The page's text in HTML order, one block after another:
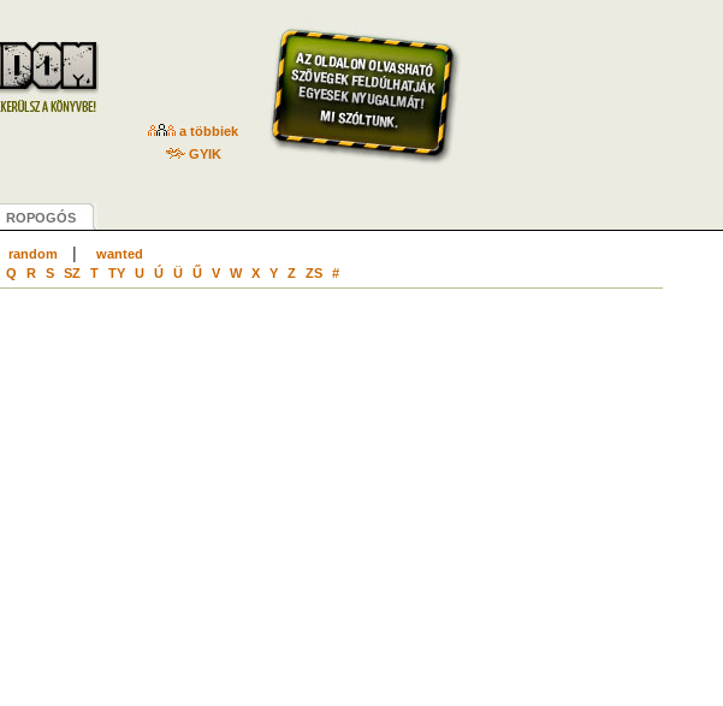
a többiek
GYIK
ROPOGÓS
random|
wanted
Q R S SZ T TY U Ú Ü Ű V W X Y Z ZS #